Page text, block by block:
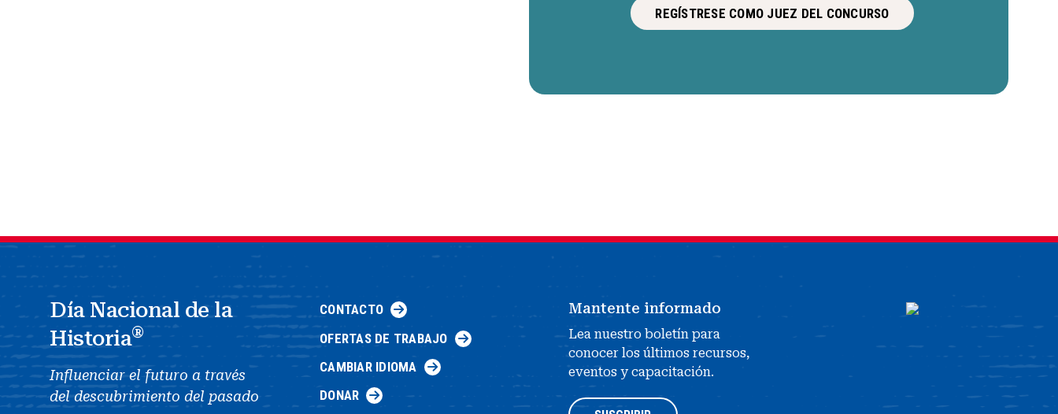
REGÍSTRESE COMO JUEZ DEL CONCURSO
Día Nacional de la
Historia®
Influenciar el futuro a través
del descubrimiento del pasado
CONTACTO
OFERTAS DE TRABAJO
CAMBIAR IDIOMA
DONAR
Mantente informado
Lea nuestro boletín para
conocer los últimos recursos,
eventos y capacitación.